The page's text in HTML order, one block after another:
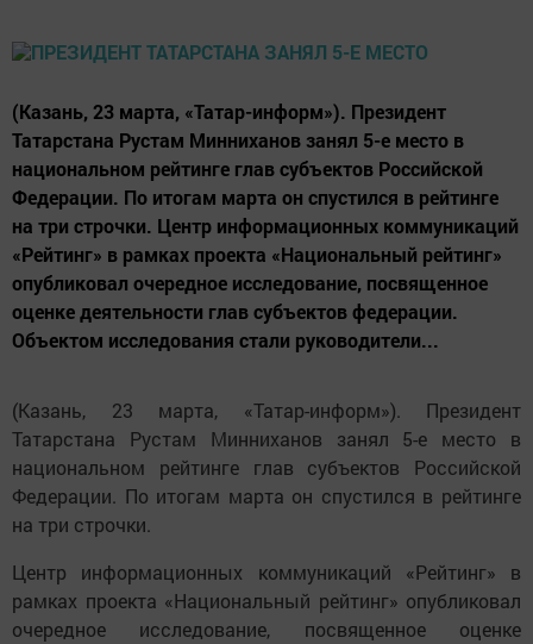
(Казань, 23 марта, «Татар-информ»). Президент
Татарстана Рустам Минниханов занял 5-е место в
национальном рейтинге глав субъектов Российской
Федерации. По итогам марта он спустился в рейтинге
на три строчки. Центр информационных коммуникаций
«Рейтинг» в рамках проекта «Национальный рейтинг»
опубликовал очередное исследование, посвященное
оценке деятельности глав субъектов федерации.
Объектом исследования стали руководители...
(Казань, 23 марта, «Татар-информ»). Президент
Татарстана Рустам Минниханов занял 5-е место в
национальном рейтинге глав субъектов Российской
Федерации. По итогам марта он спустился в рейтинге
на три строчки.
Центр информационных коммуникаций «Рейтинг» в
рамках проекта «Национальный рейтинг» опубликовал
очередное исследование, посвященное оценке